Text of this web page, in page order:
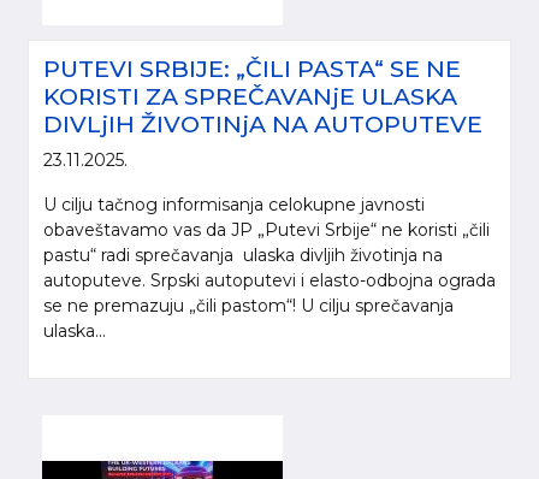
PUTEVI SRBIJE: „ČILI PASTA“ SE NE
KORISTI ZA SPREČAVANjE ULASKA
DIVLjIH ŽIVOTINjA NA AUTOPUTEVE
23.11.2025.
U cilju tačnog informisanja celokupne javnosti
obaveštavamo vas da JP „Putevi Srbije“ ne koristi „čili
pastu“ radi sprečavanja ulaska divljih životinja na
autoputeve. Srpski autoputevi i elasto-odbojna ograda
se ne premazuju „čili pastom“! U cilju sprečavanja
ulaska...